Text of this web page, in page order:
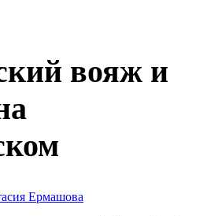
вояж и
Ермашова